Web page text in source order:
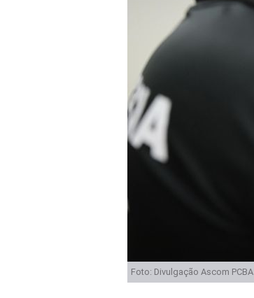
Foto: Divulgação Ascom PCBA